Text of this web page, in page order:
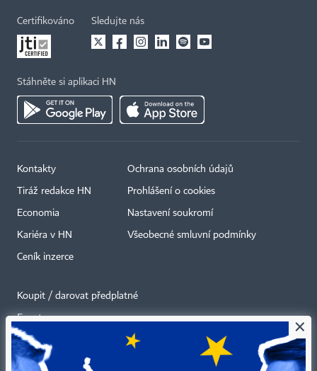
Certifikováno Sledujte nás
Stáhněte si aplikaci HN
Kontakty
Tiráž redakce HN
Economia
Kariéra v HN
Ceník inzerce
Ochrana osobních údajů
Prohlášení o cookies
Nastavení soukromí
Všeobecné smluvní podmínky
Koupit / darovat předplatné
Eventy
Newslettery
RSS kanály
×